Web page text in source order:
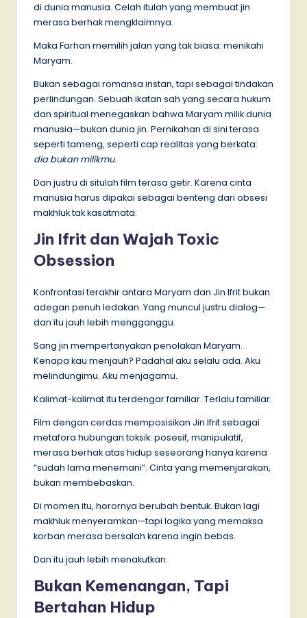
di dunia manusia. Celah itulah yang membuat jin
merasa berhak mengklaimnya.
Maka Farhan memilih jalan yang tak biasa: menikahi
Maryam.
Bukan sebagai romansa instan, tapi sebagai tindakan
perlindungan. Sebuah ikatan sah yang secara hukum
dan spiritual menegaskan bahwa Maryam milik dunia
manusia—bukan dunia jin. Pernikahan di sini terasa
seperti tameng, seperti cap realitas yang berkata:
dia bukan milikmu.
Dan justru di situlah film terasa getir. Karena cinta
manusia harus dipakai sebagai benteng dari obsesi
makhluk tak kasatmata.
Jin Ifrit dan Wajah Toxic
Obsession
Konfrontasi terakhir antara Maryam dan Jin Ifrit bukan
adegan penuh ledakan. Yang muncul justru dialog—
dan itu jauh lebih mengganggu.
Sang jin mempertanyakan penolakan Maryam.
Kenapa kau menjauh? Padahal aku selalu ada. Aku
melindungimu. Aku menjagamu.
Kalimat-kalimat itu terdengar familiar. Terlalu familiar.
Film dengan cerdas memposisikan Jin Ifrit sebagai
metafora hubungan toksik: posesif, manipulatif,
merasa berhak atas hidup seseorang hanya karena
“sudah lama menemani”. Cinta yang memenjarakan,
bukan membebaskan.
Di momen itu, horornya berubah bentuk. Bukan lagi
makhluk menyeramkan—tapi logika yang memaksa
korban merasa bersalah karena ingin bebas.
Dan itu jauh lebih menakutkan.
Bukan Kemenangan, Tapi
Bertahan Hidup